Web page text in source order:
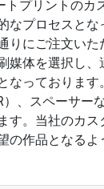
トプリントのカ
なプロセスとな
りにご注文いた
媒体を選択し、
なっております
）、スペーサー
す。当社のカ
の作品となるよ